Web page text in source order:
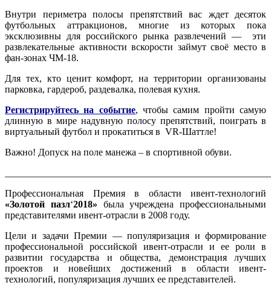
Внутри периметра полосы препятствий вас ждет десяток
футбольных аттракционов, многие из которых пока
эксклюзивны для российского рынка развлечений — эти
развлекательные активности вскорости займут своё место в
фан-зонах ЧМ-18.
Для тех, кто ценит комфорт, на территории организованы
парковка, гардероб, раздевалка, полевая кухня.
Регистрируйтесь на событие, чтобы самим пройти самую
длинную в мире надувную полосу препятствий, поиграть в
виртуальный футбол и прокатиться в VR-Шаттле!
Важно! Допуск на поле манежа – в спортивной обуви.
Профессиональная Премия в области ивент-технологий
«Золотой пазл‘2018» была учреждена профессиональными
представителями ивент-отрасли в 2008 году.
Цели и задачи Премии — популяризация и формирование
профессиональной российской ивент-отрасли и ее роли в
развитии государства и общества, демонстрация лучших
проектов и новейших достижений в области ивент-
технологий, популяризация лучших ее представителей.